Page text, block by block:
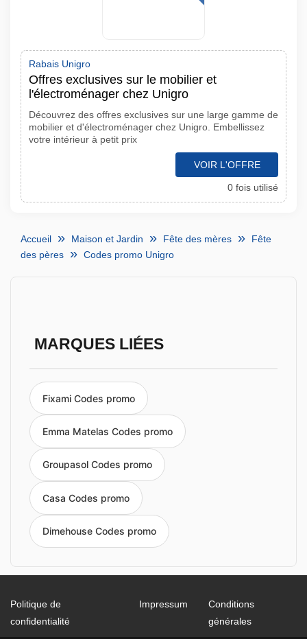
Rabais Unigro
Offres exclusives sur le mobilier et
l'électroménager chez Unigro
Découvrez des offres exclusives sur une large gamme de
mobilier et d'électroménager chez Unigro. Embellissez
votre intérieur à petit prix
VOIR L'OFFRE
0 fois utilisé
Accueil Maison et Jardin Fête des mères
Fête
des pères
Codes promo Unigro
MARQUES LIÉES
Fixami Codes promo
Emma Matelas Codes promo
Groupasol Codes promo
Casa Codes promo
Dimehouse Codes promo
Politique de
confidentialité
Impressum
Conditions
générales